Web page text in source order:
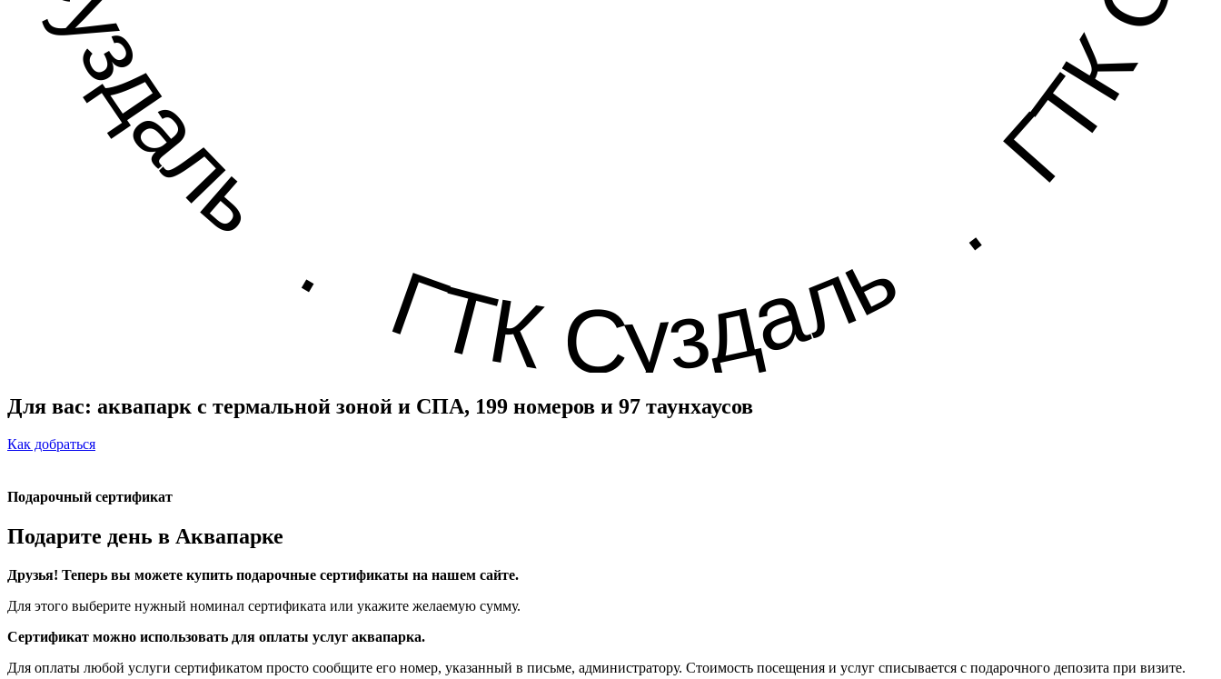
Для вас: аквапарк с термальной зоной и СПА, 199 номеров и 97 таунхаусов
Как добраться
Подарочный сертификат
Подарите день в Аквапарке
Друзья! Теперь вы можете купить подарочные сертификаты на нашем сайте.
Для этого выберите нужный номинал сертификата или укажите желаемую сумму.
Сертификат можно использовать для оплаты услуг аквапарка.
Для оплаты любой услуги сертификатом просто сообщите его номер, указанный в письме, администратору. Стоимость посещения и услуг списывается с подарочного депозита при визите.